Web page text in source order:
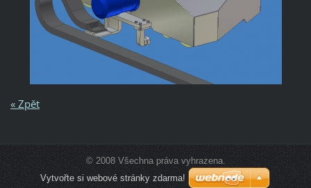
« Zpět
© 2008 Všechna práva vyhrazena.
Vytvořte si webové stránky zdarma!